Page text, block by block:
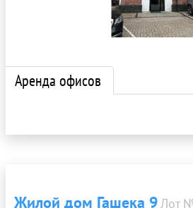
Аренда офисов
Жилой дом Гашека 9Лот